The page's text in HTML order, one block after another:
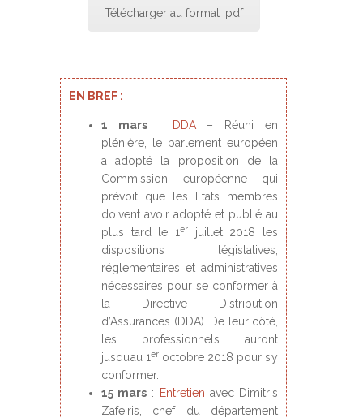
Télécharger au format .pdf
EN BREF :
1 mars: DDA– Réuni en
plénière, le parlement européen
a adopté la proposition de la
Commission européenne qui
prévoit que les Etats membres
doivent avoir adopté et publié au
plus tard le 1er
juillet 2018 les
dispositions législatives,
réglementaires et administratives
nécessaires pour se conformer à
la Directive Distribution
d’Assurances (DDA). De leur côté,
les professionnels auront
jusqu’au 1er octobre 2018 pour s’y
conformer.
15 mars : Entretien avec Dimitris
Zafeiris, chef du département